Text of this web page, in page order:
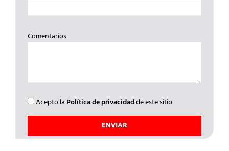
Comentarios
Acepto la Política de privacidadde este sitio